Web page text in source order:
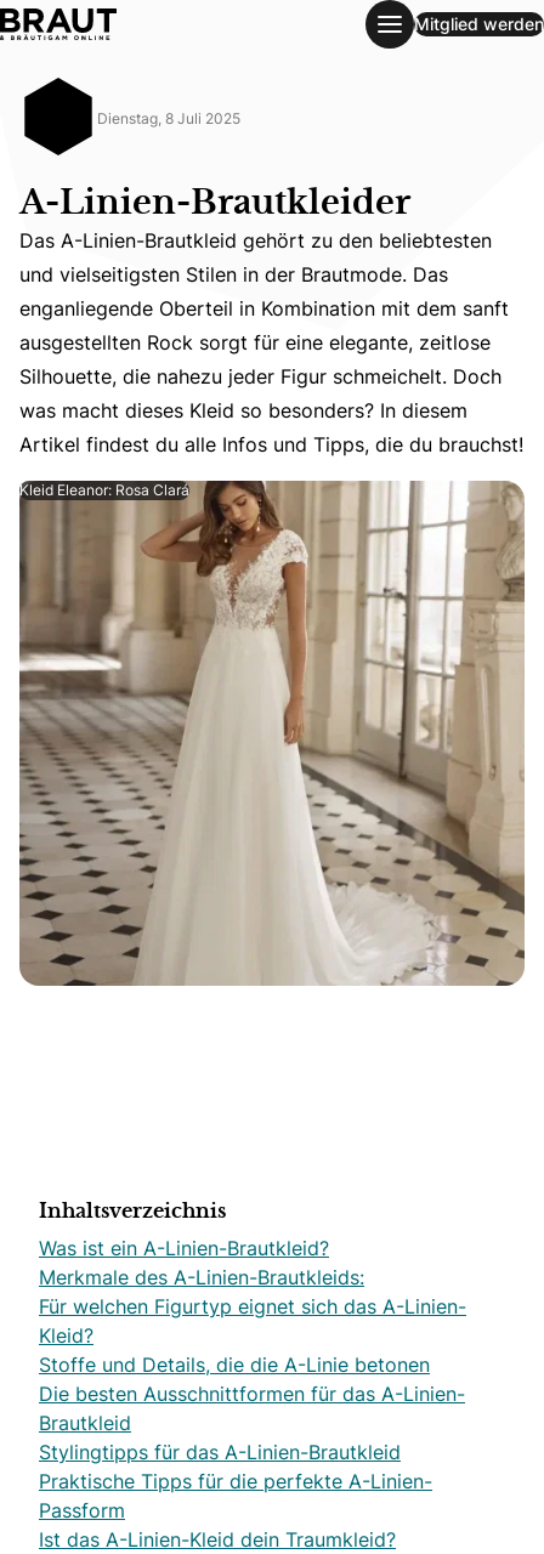
Mitglied werden
Dienstag, 8 Juli 2025
A-Linien-Brautkleider
Das A-Linien-Brautkleid gehört zu den beliebtesten
Das A-Linien-Brautkleid gehört zu den beliebtesten
und vielseitigsten Stilen in der Brautmode. Das
enganliegende Oberteil in Kombination mit dem sanft
ausgestellten Rock sorgt für eine elegante, zeitlose
Silhouette, die nahezu jeder Figur schmeichelt. Doch
was macht dieses Kleid so besonders? In diesem
Artikel findest du alle Infos und Tipps, die du brauchst!
Kleid Eleanor: Rosa Clará
Inhaltsverzeichnis
Was ist ein A-Linien-Brautkleid?
Merkmale des A-Linien-Brautkleids:
Für welchen Figurtyp eignet sich das A-Linien-
Kleid?
Stoffe und Details, die die A-Linie betonen
Die besten Ausschnittformen für das A-Linien-
Brautkleid
Stylingtipps für das A-Linien-Brautkleid
Praktische Tipps für die perfekte A-Linien-
Passform
Ist das A-Linien-Kleid dein Traumkleid?